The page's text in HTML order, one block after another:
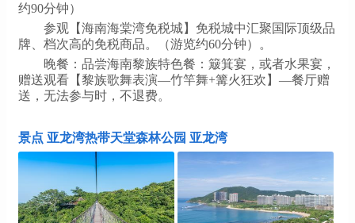
约90分钟）
参观【海南海棠湾免税城】免税城中汇聚国际顶级品
牌、档次高的免税商品。（游览约60分钟）。
晚餐：品尝海南黎族特色餐：簸箕宴，或者水果宴，
赠送观看【黎族歌舞表演—竹竿舞+篝火狂欢】—餐厅赠
送，无法参与时，不退费。
景点 亚龙湾热带天堂森林公园 亚龙湾